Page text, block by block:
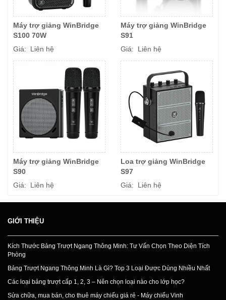
Máy trợ giảng WinBridge
S100 70W
Giá: Liên hệ
Máy trợ giảng WinBridge
S91
Giá: Liên hệ
Máy trợ giảng WinBridge
S90
Giá: Liên hệ
Loa trợ giảng WinBridge
S97
Giá: Liên hệ
GIỚI THIỆU
Kích Thước Bảng Trượt Ngang Thông Minh: Tư Vấn Chọn Theo Diện Tích
Phòng
Bảng Trượt Ngang Thông Minh Là Gì? Top 3 Loại Được Dùng Nhiều Nhất
Các loại bảng trượt cấp 1, 2, 3 – Nên chọn loại nào cho lớp học?
Sửa chữa, mua bán, cho thuê máy chiếu giá rẻ - Máy chiếu Vinh